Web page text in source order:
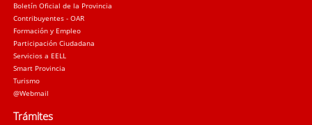
Boletín Oficial de la Provincia
Contribuyentes - OAR
Formación y Empleo
Participación Ciudadana
Servicios a EELL
Smart Provincia
Turismo
@Webmail
Trámites